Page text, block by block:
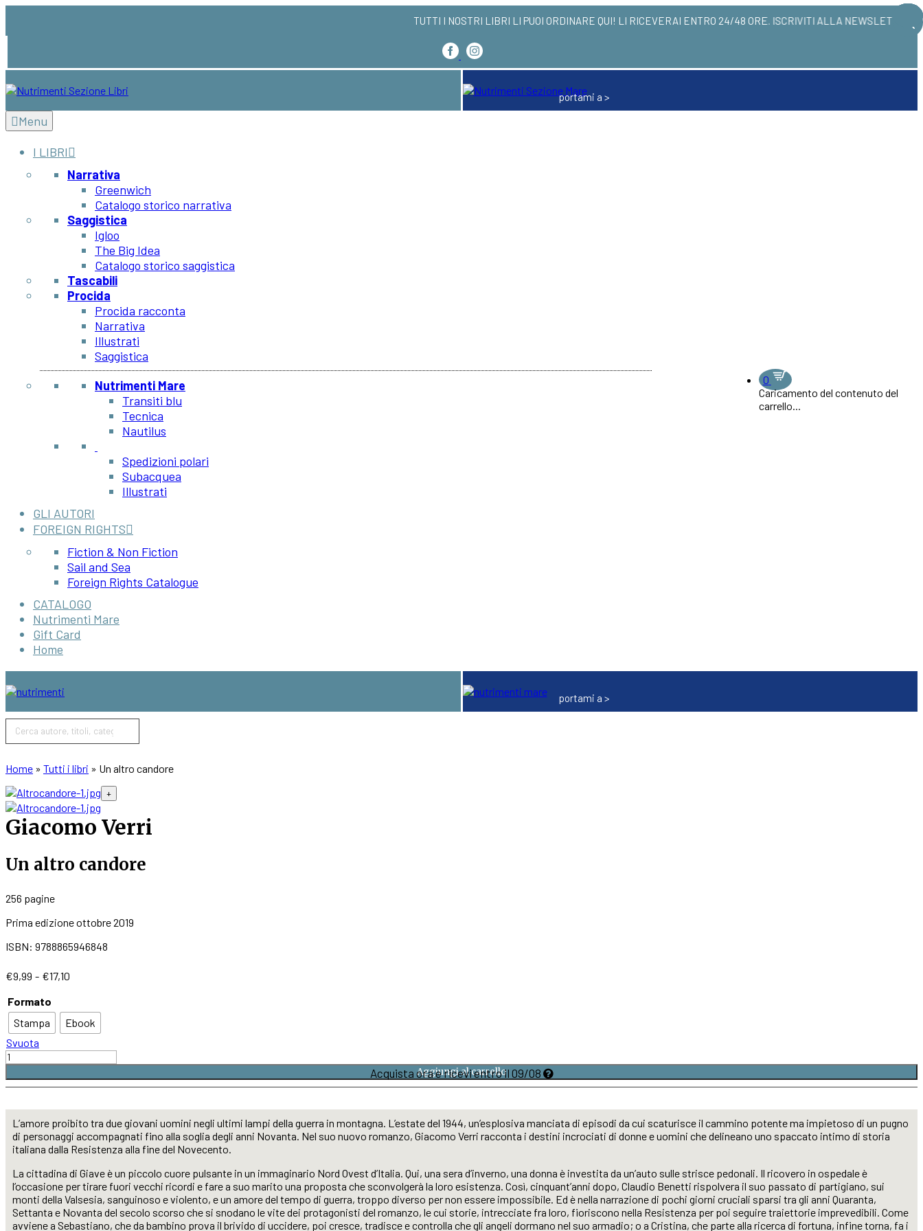
TUTTI I NOSTRI LIBRI LI PUOI ORDINARE QUI! LI RICEVERAI ENTRO 24/48 ORE.
portami a >
Menu
I LIBRI
Narrativa
Greenwich
Catalogo storico narrativa
Saggistica
Igloo
The Big Idea
Catalogo storico saggistica
Tascabili
Procida
Procida racconta
Narrativa
Illustrati
Saggistica
Nutrimenti Mare
Transiti blu
Tecnica
Nautilus
Spedizioni polari
Subacquea
Illustrati
GLI AUTORI
FOREIGN RIGHTS
Fiction & Non Fiction
Sail and Sea
Foreign Rights Catalogue
CATALOGO
Nutrimenti Mare
Gift Card
Home
0
Caricamento del contenuto del
carrello...
portami a >
Products
search
Home » Tutti i libri » Un altro candore
+
Giacomo Verri
Un altro candore
256 pagine
Prima edizione ottobre 2019
ISBN: 9788865946848
€9,99 - €17,10
da
€9,99
€17,10
Formato
Stampa
Ebook
Svuota
Un
altro
candore
Aggiungi al carrello
Acquista ora e ricevi entro il 09/08
L’amore proibito tra due giovani uomini negli ultimi lampi della guerra in montagna. L’estate del 1944, un’esplosiva manciata di episodi da cui scaturisce il cammino potente ma impietoso di un pugno
di personaggi accompagnati fino alla soglia degli anni Novanta. Nel suo nuovo romanzo, Giacomo Verri racconta i destini incrociati di donne e uomini che delineano uno spaccato intimo di storia
italiana dalla Resistenza alla fine del Novecento.
La cittadina di Giave è un piccolo cuore pulsante in un immaginario Nord Ovest d’Italia. Qui, una sera d’inverno, una donna è investita da un’auto sulle strisce pedonali. Il ricovero in ospedale è
l’occasione per tirare fuori vecchi ricordi e fare a suo marito una proposta che sconvolgerà la loro esistenza. Così, cinquant’anni dopo, Claudio Benetti rispolvera il suo passato di partigiano, sui
monti della Valsesia, sanguinoso e violento, e un amore del tempo di guerra, troppo diverso per non essere impossibile. Ed è nella narrazione di pochi giorni cruciali sparsi tra gli anni Quaranta,
Settanta e Novanta del secolo scorso che si snodano le vite dei protagonisti del romanzo, le cui storie, intrecciate fra loro, fioriscono nella Resistenza per poi seguire traiettorie imprevedibili. Come
avviene a Sebastiano, che da bambino prova il brivido di uccidere, poi cresce, tradisce e controlla che gli angeli dormano nel suo armadio; o a Cristina, che parte alla ricerca di fortuna, infine torna, fa i